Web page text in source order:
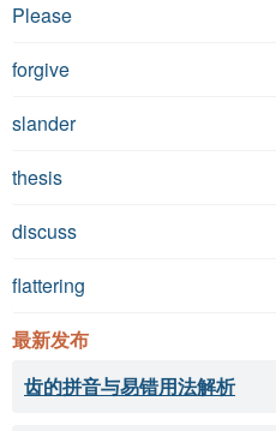
Please
forgive
slander
thesis
discuss
flattering
最新发布
齿的拼音与易错用法解析